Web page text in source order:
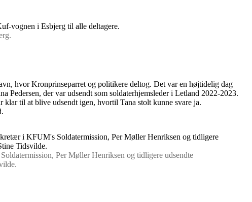
hvor Kronprinseparret og politikere deltog. Det var en højtidelig dag
Pedersen, der var udsendt som soldaterhjemsleder i Letland 2022-2023.
klar til at blive udsendt igen, hvortil Tana stolt kunne svare ja.
Per Møller Henriksen og tidligere udsendte